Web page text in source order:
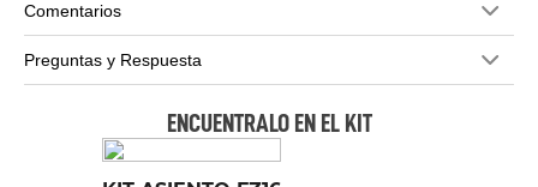
Comentarios
Preguntas y Respuesta
ENCUENTRALO EN EL KIT